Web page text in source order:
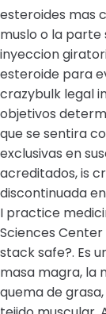
esteroides mas
muslo o la parte
inyeccion
esteroide para
crazybulk legal
objetivos
que se sentira
exclusivas en
acreditados, is
discontinuada en
I practice
Sciences
stack safe?. Es
masa magra, la
quema de